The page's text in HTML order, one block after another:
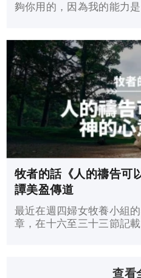
夠你用的，因為我的能力
牧者的話《人的禱告可
譚美盈傳道
最近在週四婦女牧養小組
章，在十六至三十三節記
查看